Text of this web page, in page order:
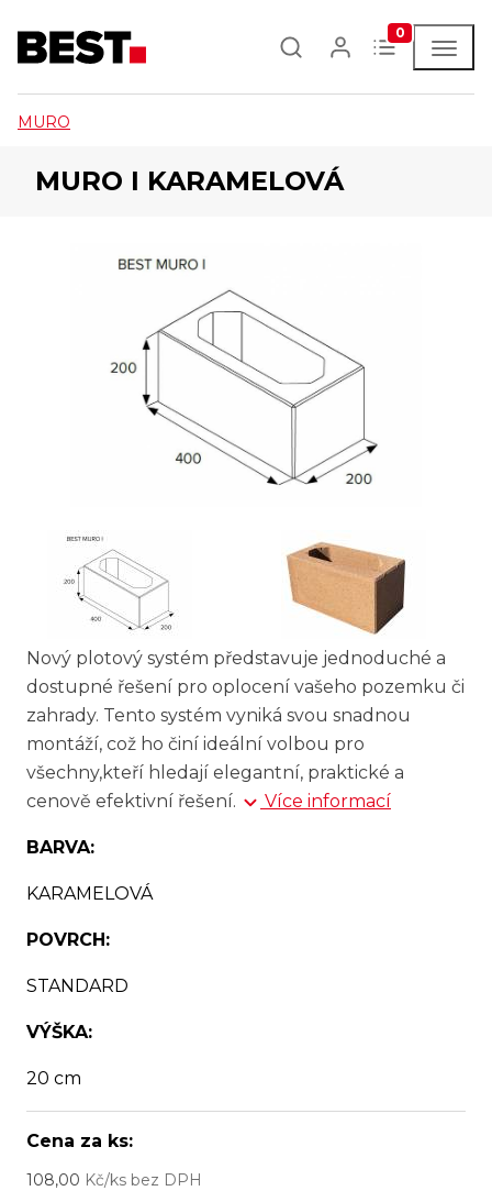
0
MURO
MURO I KARAMELOVÁ
Nový plotový systém představuje jednoduché a
dostupné řešení pro oplocení vašeho pozemku či
zahrady. Tento systém vyniká svou snadnou
montáží, což ho činí ideální volbou pro
všechny,kteří hledají elegantní, praktické a
cenově efektivní řešení.
Více informací
BARVA:
KARAMELOVÁ
POVRCH:
STANDARD
VÝŠKA:
20 cm
Cena za ks:
108,00 Kč/ks bez DPH